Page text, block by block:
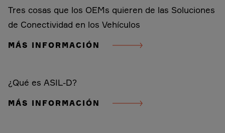
Tres cosas que los OEMs quieren de las Soluciones
de Conectividad en los Vehículos
MÁS INFORMACIÓN
¿Qué es ASIL-D?
MÁS INFORMACIÓN